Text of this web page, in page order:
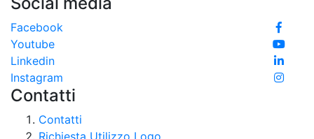
Facebook
Youtube
Linkedin
Instagram
Contatti
Contatti
Richiesta Utilizzo Logo